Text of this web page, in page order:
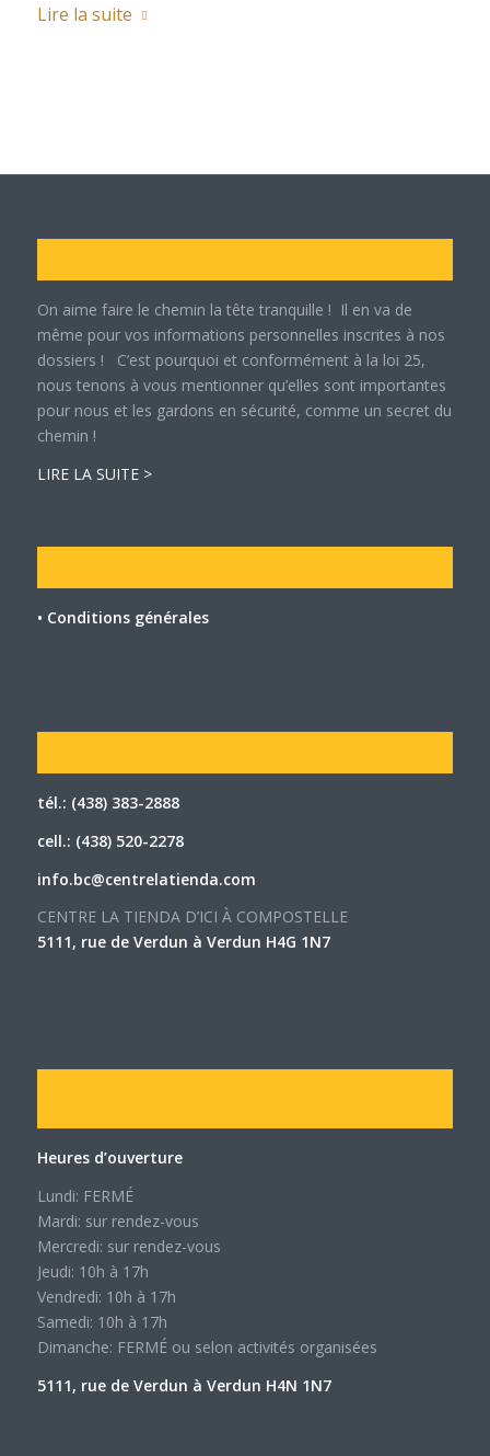
Lire la suite
On aime faire le chemin la tête tranquille ! Il en va de
même pour vos informations personnelles inscrites à nos
dossiers ! C’est pourquoi et conformément à la loi 25,
nous tenons à vous mentionner qu’elles sont importantes
pour nous et les gardons en sécurité, comme un secret du
chemin !
LIRE LA SUITE >
• Conditions générales
tél.: (438) 383-2888
cell.: (438) 520-2278
info.bc@centrelatienda.com
CENTRE LA TIENDA D’ICI À COMPOSTELLE
5111, rue de Verdun à Verdun H4G 1N7
Heures d’ouverture
Lundi: FERMÉ
Mardi: sur rendez-vous
Mercredi: sur rendez-vous
Jeudi: 10h à 17h
Vendredi: 10h à 17h
Samedi: 10h à 17h
Dimanche: FERMÉ ou selon activités organisées
5111, rue de Verdun à Verdun H4N 1N7